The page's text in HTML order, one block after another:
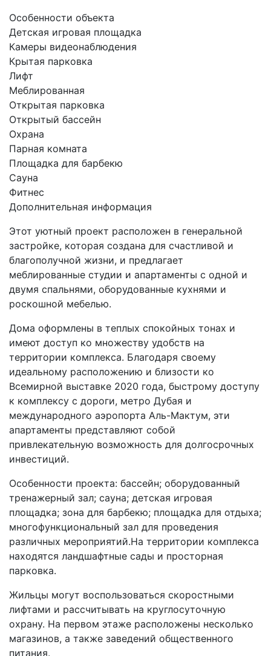
Особенности объекта
Детская игровая площадка
Камеры видеонаблюдения
Крытая парковка
Лифт
Меблированная
Открытая парковка
Открытый бассейн
Охрана
Парная комната
Площадка для барбекю
Сауна
Фитнес
Дополнительная информация
Этот уютный проект расположен в генеральной
застройке, которая создана для счастливой и
благополучной жизни, и предлагает
меблированные студии и апартаменты с одной и
двумя спальнями, оборудованные кухнями и
роскошной мебелью.
Дома оформлены в теплых спокойных тонах и
имеют доступ ко множеству удобств на
территории комплекса. Благодаря своему
идеальному расположению и близости ко
Всемирной выставке 2020 года, быстрому доступу
к комплексу с дороги, метро Дубая и
международного аэропорта Аль-Мактум, эти
апартаменты представляют собой
привлекательную возможность для долгосрочных
инвестиций.
Особенности проекта: бассейн; оборудованный
тренажерный зал; сауна; детская игровая
площадка; зона для барбекю; площадка для отдыха;
многофункциональный зал для проведения
различных мероприятий.На территории комплекса
находятся ландшафтные сады и просторная
парковка.
Жильцы могут воспользоваться скоростными
лифтами и рассчитывать на круглосуточную
охрану. На первом этаже расположены несколько
магазинов, а также заведений общественного
питания.